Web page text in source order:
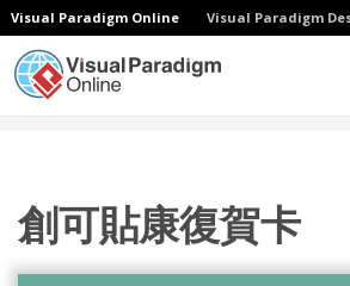
Visual Paradigm Online Visual Paradigm
創可貼康復賀卡